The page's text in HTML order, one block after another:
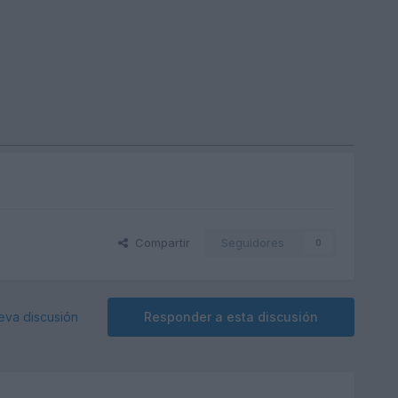
Compartir Seguidores 0
Responder a esta discusión
discusión